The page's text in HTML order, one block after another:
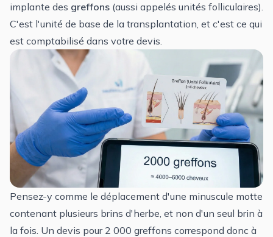
implante des greffons (aussi appelés unités folliculaires).
C'est l'unité de base de la transplantation, et c'est ce qui
est comptabilisé dans votre devis.
Pensez-y comme le déplacement d'une minuscule motte
contenant plusieurs brins d'herbe, et non d'un seul brin à
la fois. Un devis pour 2 000 greffons correspond donc à